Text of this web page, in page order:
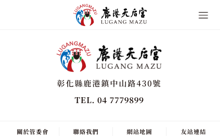
彰化縣鹿港鎮中山路430號
TEL. 04 7779899
關於管委會 聯絡我們 網站地圖 友站連結